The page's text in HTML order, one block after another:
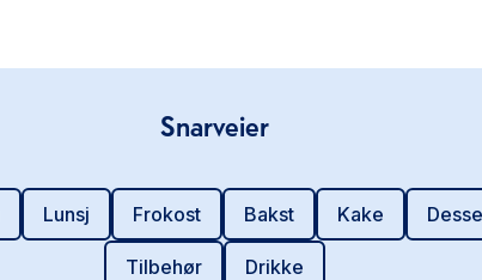
Snarveier
Lunsj Frokost Bakst Kake
Tilbehør Drikke